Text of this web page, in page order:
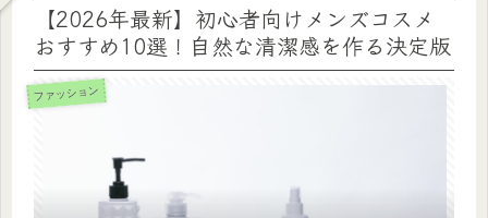
【2026年最新】初心者向けメンズコスメ
おすすめ10選！自然な清潔感を作る決定版
ファッション